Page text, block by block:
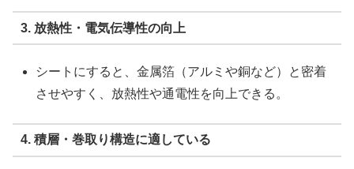
3. 放熱性・電気伝導性の向上
シートにすると、金属箔（アルミや銅など）と密着
させやすく、放熱性や通電性を向上できる。
4. 積層・巻取り構造に適している